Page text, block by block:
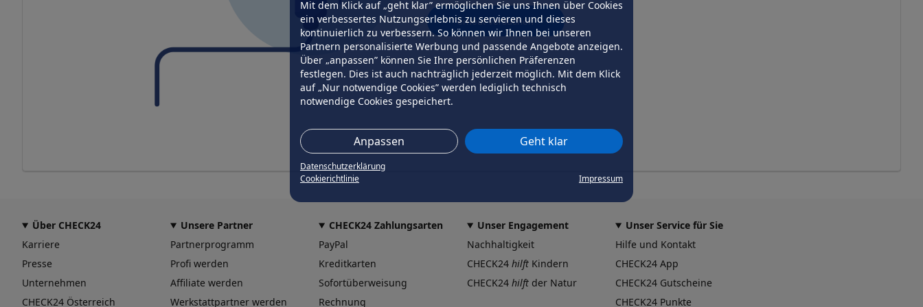
Mit dem Klick auf „geht klar” ermöglichen Sie uns Ihnen über Cookies
ein verbessertes Nutzungserlebnis zu servieren und dieses
kontinuierlich zu verbessern. So können wir Ihnen bei unseren
Partnern personalisierte Werbung und passende Angebote anzeigen.
Über „anpassen” können Sie Ihre persönlichen Präferenzen
festlegen. Dies ist auch nachträglich jederzeit möglich. Mit dem Klick
auf „Nur notwendige Cookies” werden lediglich technisch
notwendige Cookies gespeichert.
Anpassen Geht klar
Datenschutzerklärung
Cookierichtlinie
Impressum
erneut versuchen
Über CHECK24
Karriere
Presse
Unternehmen
CHECK24 Österreich
Unsere Partner
Partnerprogramm
Profi werden
Affiliate werden
Werkstattpartner werden
CHECK24 Zahlungsarten
PayPal
Kreditkarten
Sofortüberweisung
Rechnung
Unser Engagement
Nachhaltigkeit
CHECK24 hilft Kindern
CHECK24 hilft der Natur
Unser Service für Sie
Hilfe und Kontakt
CHECK24 App
CHECK24 Gutscheine
CHECK24 Punkte